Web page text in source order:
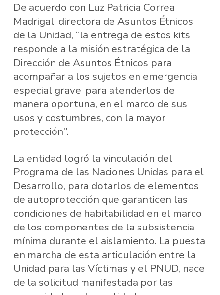
De acuerdo con Luz Patricia Correa
Madrigal, directora de Asuntos Étnicos
de la Unidad, “la entrega de estos kits
responde a la misión estratégica de la
Dirección de Asuntos Étnicos para
acompañar a los sujetos en emergencia
especial grave, para atenderlos de
manera oportuna, en el marco de sus
usos y costumbres, con la mayor
protección”.
La entidad logró la vinculación del
Programa de las Naciones Unidas para el
Desarrollo, para dotarlos de elementos
de autoprotección que garanticen las
condiciones de habitabilidad en el marco
de los componentes de la subsistencia
mínima durante el aislamiento. La puesta
en marcha de esta articulación entre la
Unidad para las Víctimas y el PNUD, nace
de la solicitud manifestada por las